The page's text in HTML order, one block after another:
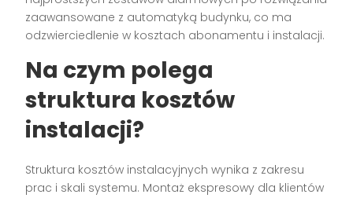
zaawansowane z automatyką budynku, co ma
odzwierciedlenie w kosztach abonamentu i instalacji.
Na czym polega
struktura kosztów
instalacji?
Struktura kosztów instalacyjnych wynika z zakresu
prac i skali systemu. Montaż ekspresowy dla klientów